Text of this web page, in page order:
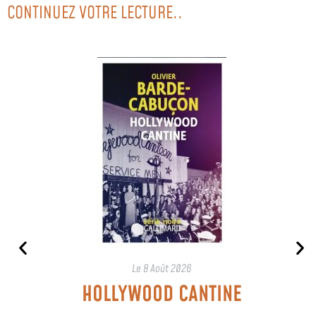
CONTINUEZ VOTRE LECTURE..
Le 8 Août 2026
HOLLYWOOD CANTINE